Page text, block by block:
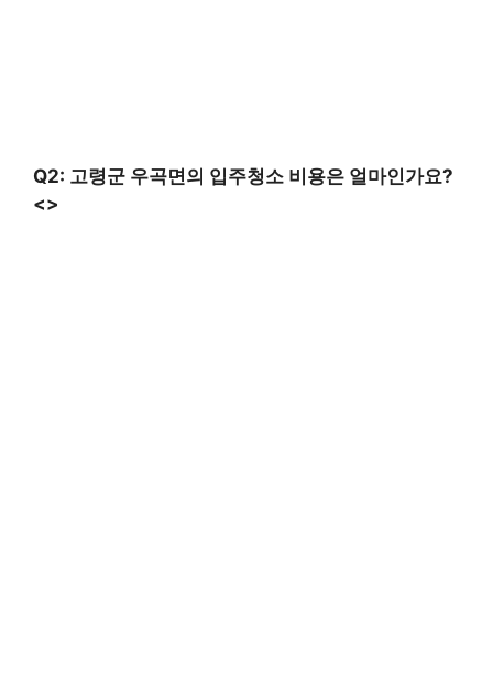
Q2: 고령군 우곡면의 입주청소 비용은 얼마인가요?
<>